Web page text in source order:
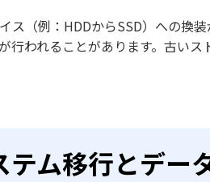
ス（例：HDDからSSD）への換
行われることがあります。古い
ム移行とデー